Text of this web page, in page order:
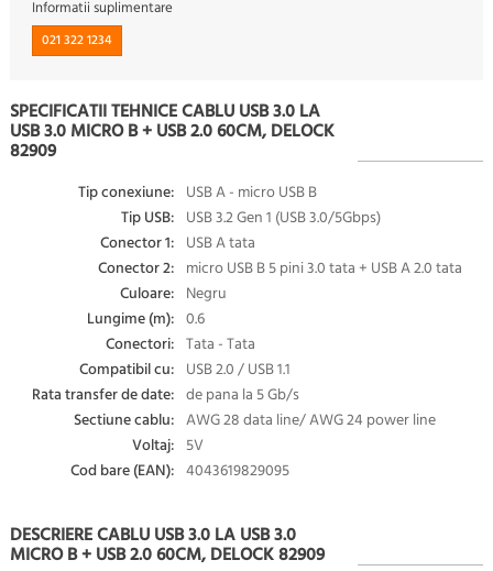
Informatii suplimentare
021 322 1234
SPECIFICATII TEHNICE CABLU USB 3.0 LA
USB 3.0 MICRO B + USB 2.0 60CM, DELOCK
82909
Tip conexiune: USB A - micro USB B
Tip USB: USB 3.2 Gen 1 (USB 3.0/5Gbps)
Conector 1: USB A tata
Conector 2: micro USB B 5 pini 3.0 tata + USB A 2.0 tata
Culoare: Negru
Lungime (m): 0.6
Conectori: Tata - Tata
Compatibil cu: USB 2.0 / USB 1.1
Rata transfer de date: de pana la 5 Gb/s
Sectiune cablu: AWG 28 data line/ AWG 24 power line
Voltaj: 5V
Cod bare (EAN): 4043619829095
DESCRIERE CABLU USB 3.0 LA USB 3.0
MICRO B + USB 2.0 60CM, DELOCK 82909